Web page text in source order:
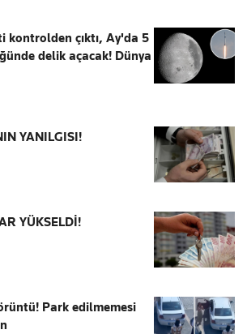
kontrolden çıktı, Ay'da 5
delik açacak! Dünya
YANILGISI!
YÜKSELDİ!
Park edilmemesi